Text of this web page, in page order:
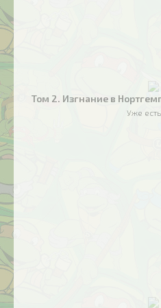
Том 2. Изгнание в
Уже